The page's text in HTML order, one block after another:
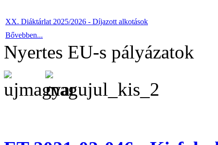
XX. Diáktárlat 2025/2026 - Díjazott alkotások
Bővebben...
Nyertes EU-s pályázatok